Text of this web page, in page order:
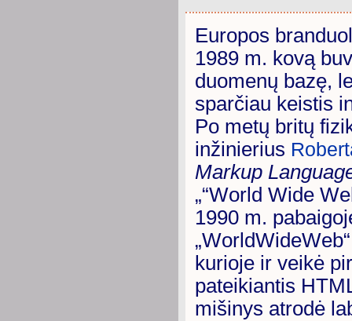
Europos
1989 m. kovą
duomenų bazę,
sparčiau keistis
Po metų britų
inžinierius
Markup
„“World Wide
1990 m.
kurioje ir veikė
pateikiantis
mišinys atrodė